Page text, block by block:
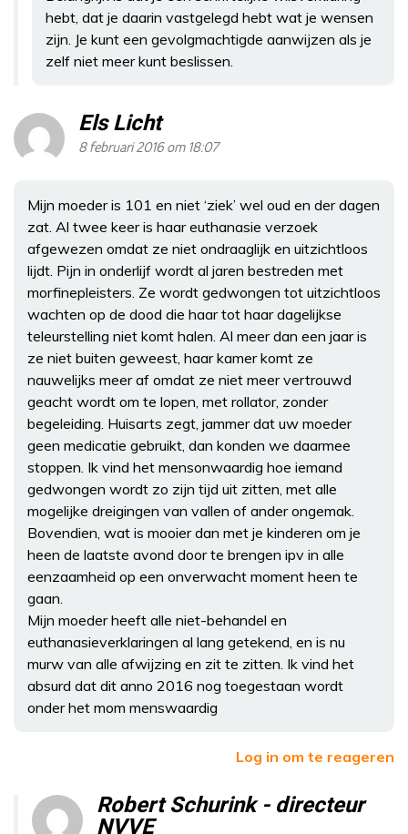
hebt, dat je daarin vastgelegd hebt wat je wensen
zijn. Je kunt een gevolgmachtigde aanwijzen als je
zelf niet meer kunt beslissen.
Els Licht
8 februari 2016 om 18:07
Mijn moeder is 101 en niet ‘ziek’ wel oud en der dagen
zat. Al twee keer is haar euthanasie verzoek
afgewezen omdat ze niet ondraaglijk en uitzichtloos
lijdt. Pijn in onderlijf wordt al jaren bestreden met
morfinepleisters. Ze wordt gedwongen tot uitzichtloos
wachten op de dood die haar tot haar dagelijkse
teleurstelling niet komt halen. Al meer dan een jaar is
ze niet buiten geweest, haar kamer komt ze
nauwelijks meer af omdat ze niet meer vertrouwd
geacht wordt om te lopen, met rollator, zonder
begeleiding. Huisarts zegt, jammer dat uw moeder
geen medicatie gebruikt, dan konden we daarmee
stoppen. Ik vind het mensonwaardig hoe iemand
gedwongen wordt zo zijn tijd uit zitten, met alle
mogelijke dreigingen van vallen of ander ongemak.
Bovendien, wat is mooier dan met je kinderen om je
heen de laatste avond door te brengen ipv in alle
eenzaamheid op een onverwacht moment heen te
gaan.
Mijn moeder heeft alle niet-behandel en
euthanasieverklaringen al lang getekend, en is nu
murw van alle afwijzing en zit te zitten. Ik vind het
absurd dat dit anno 2016 nog toegestaan wordt
onder het mom menswaardig
Log in om te reageren
Robert Schurink - directeur
NVVE